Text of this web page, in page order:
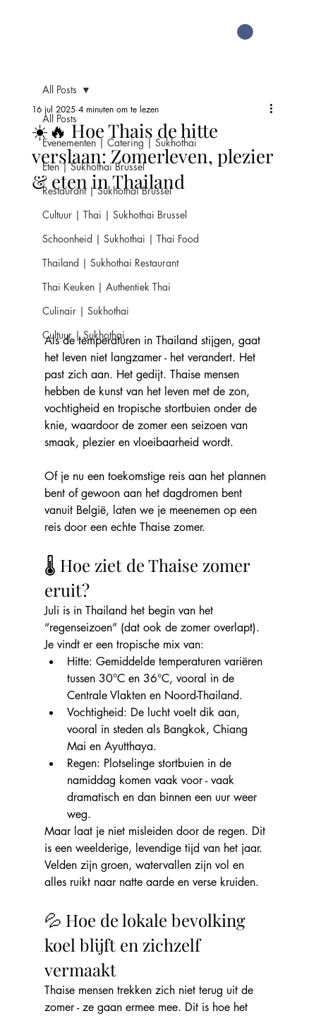
All Posts
Evenementen | Catering | Sukhothai
Eten | Sukhothai Brussel
Restaurant | Sukhothai Brussel
Cultuur | Thai | Sukhothai Brussel
Schoonheid | Sukhothai | Thai Food
Thailand | Sukhothai Restaurant
Thai Keuken | Authentiek Thai
Culinair | Sukhothai
Cultuur | Sukhothai
All Posts
☀️🔥 Hoe Thais de hitte
verslaan: Zomerleven, plezier
& eten in Thailand
16 jul 2025 4 minuten om te lezen
Als de temperaturen in Thailand stijgen, gaat
het leven niet langzamer - het verandert. Het
past zich aan. Het gedijt. Thaise mensen
hebben de kunst van het leven met de zon,
vochtigheid en tropische stortbuien onder de
knie, waardoor de zomer een seizoen van
smaak, plezier en vloeibaarheid wordt.
Of je nu een toekomstige reis aan het plannen
bent of gewoon aan het dagdromen bent
vanuit België, laten we je meenemen op een
reis door een echte Thaise zomer.
🌡️ Hoe ziet de Thaise zomer
eruit?
Juli is in Thailand het begin van het
“regenseizoen” (dat ook de zomer overlapt).
Je vindt er een tropische mix van:
Hitte: Gemiddelde temperaturen variëren
tussen 30°C en 36°C, vooral in de
Centrale Vlakten en Noord-Thailand.
Vochtigheid: De lucht voelt dik aan,
vooral in steden als Bangkok, Chiang
Mai en Ayutthaya.
Regen: Plotselinge stortbuien in de
namiddag komen vaak voor - vaak
dramatisch en dan binnen een uur weer
weg.
Maar laat je niet misleiden door de regen. Dit
is een weelderige, levendige tijd van het jaar.
Velden zijn groen, watervallen zijn vol en
alles ruikt naar natte aarde en verse kruiden.
💦 Hoe de lokale bevolking
koel blijft en zichzelf
vermaakt
Thaise mensen trekken zich niet terug uit de
zomer - ze gaan ermee mee. Dit is hoe het